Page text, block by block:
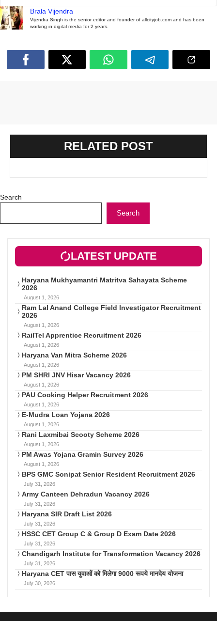
Brala Vijendra
Vijendra Singh is the senior editor and founder of allcityjob.com and has been
working in digital media for 2 years.
RELATED POST
Search
Search
LATEST UPDATE
Haryana Mukhyamantri Matritva Sahayata Scheme
2026
August 1, 2026
Ram Lal Anand College Field Investigator Recruitment
2026
August 1, 2026
RailTel Apprentice Recruitment 2026
August 1, 2026
Haryana Van Mitra Scheme 2026
August 1, 2026
PM SHRI JNV Hisar Vacancy 2026
August 1, 2026
PAU Cooking Helper Recruitment 2026
August 1, 2026
E-Mudra Loan Yojana 2026
August 1, 2026
Rani Laxmibai Scooty Scheme 2026
August 1, 2026
PM Awas Yojana Gramin Survey 2026
August 1, 2026
BPS GMC Sonipat Senior Resident Recruitment 2026
July 31, 2026
Army Canteen Dehradun Vacancy 2026
July 31, 2026
Haryana SIR Draft List 2026
July 31, 2026
HSSC CET Group C & Group D Exam Date 2026
July 31, 2026
Chandigarh Institute for Transformation Vacancy 2026
July 31, 2026
Haryana CET पास युवाओं को मिलेगा 9000 रूपये मानदेय योजना
July 30, 2026